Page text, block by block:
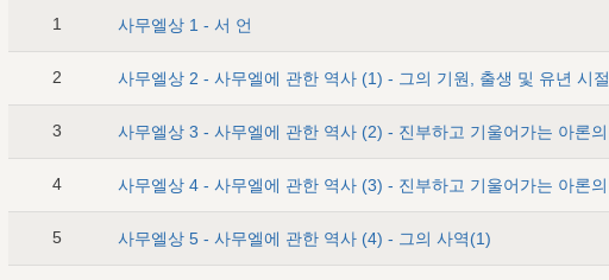
1 사무엘상 1 - 서 언
2 사무엘상 2 - 사무엘에 관한 역사 (1) - 그의 기원, 출생 및 유년 시절
3
4
5 사무엘상 5 - 사무엘에 관한 역사 (4) - 그의 사역(1)